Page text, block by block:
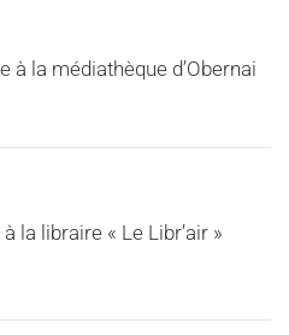
à la médiathèque d’Obernai
la libraire « Le Libr’air »